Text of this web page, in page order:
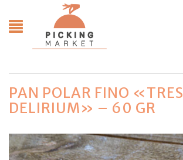
PAN POLAR FINO «TRES
DELIRIUM» – 60 GR